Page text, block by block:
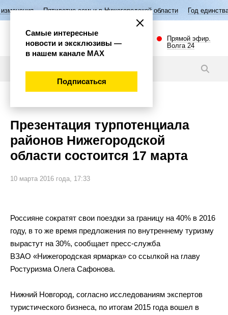
семьи в Нижегородской области Год единства народов
Прямой эфир.
Волга 24
Презентация турпотенциала
районов Нижегородской
области состоится 17 марта
10 марта 2016 года, 17:33
Россияне сократят свои поездки за границу на 40% в 2016
году, в то же время предложения по внутреннему туризму
вырастут на 30%, сообщает пресс-служба
ВЗАО «Нижегородская ярмарка» со ссылкой на главу
Ростуризма Олега Сафонова.
Нижний Новгород, согласно исследованиям экспертов
туристического бизнеса, по итогам 2015 года вошел в
Самые интересные
новости и эксклюзивы —
в нашем канале МАХ
Подписаться